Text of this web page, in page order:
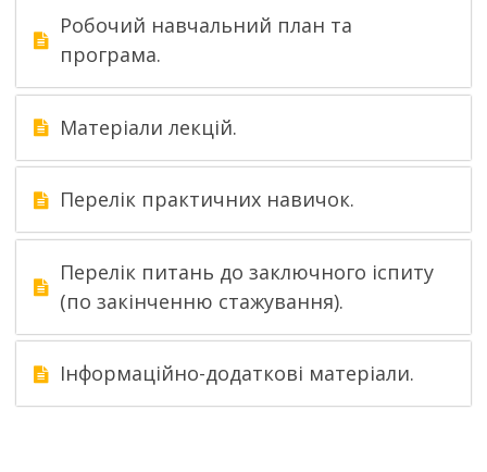
Робочий навчальний план та
програма.
Матеріали лекцій.
Перелік практичних навичок.
Перелік питань до заключного іспиту
(по закінченню стажування).
Інформаційно-додаткові матеріали.